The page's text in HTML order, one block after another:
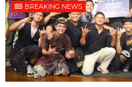
BREAKING NEWS